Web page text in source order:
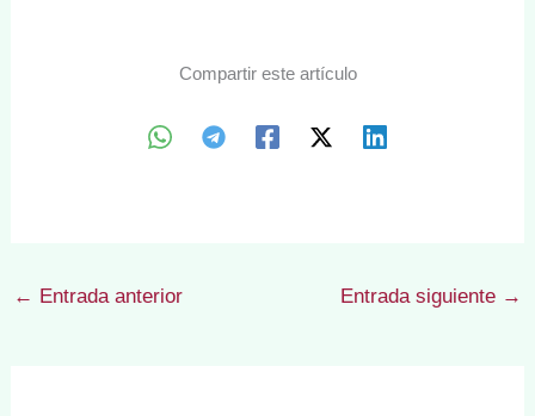
Compartir este artículo
← Entrada anterior Entrada siguiente →